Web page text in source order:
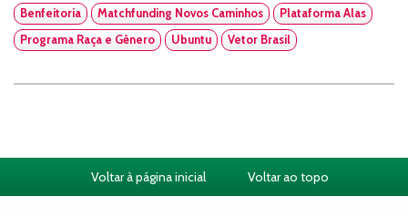
Benfeitoria Matchfunding Novos Caminhos
Plataforma Alas
Programa Raça e Gênero
Ubuntu Vetor Brasil
Voltar à página inicial Voltar ao topo